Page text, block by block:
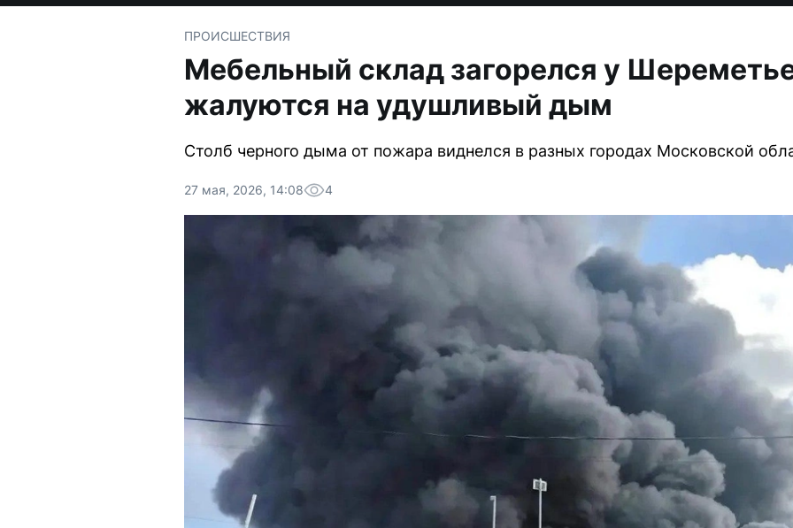
ПРОИСШЕСТВИЯ
Мебельный склад загорелся у
жалуются на удушливый дым
Столб черного дыма от пожара виднелся в разных городах Московской
27 мая, 2026, 14:08 4